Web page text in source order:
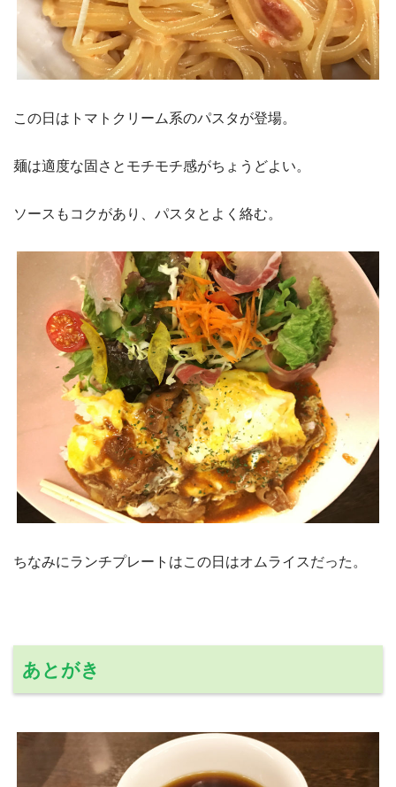
この日はトマトクリーム系のパスタが登場。
麺は適度な固さとモチモチ感がちょうどよい。
ソースもコクがあり、パスタとよく絡む。
ちなみにランチプレートはこの日はオムライスだった。
あとがき